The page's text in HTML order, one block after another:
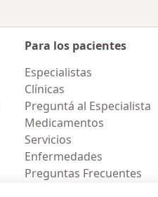
Para los pacientes
Especialistas
Clínicas
Preguntá al Especialista
Medicamentos
Servicios
Enfermedades
Preguntas Frecuentes